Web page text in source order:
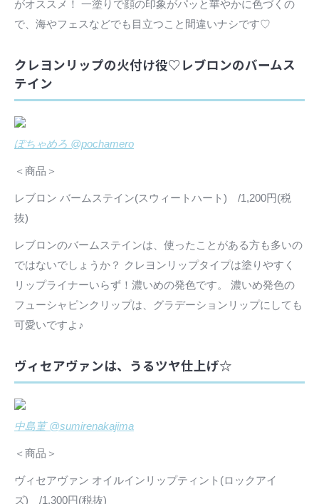
がオススメ！ 一塗りで顔の印象がパッと華やかに色づくの
で、海やフェスなどでも目立つこと間違いナシです♡
クレヨンリップの火付け役♡レブロンのバームス
テイン
ぽちゃめろ @pochamero
＜商品＞
レブロン バームステイン(スウィートハート) /1,200円(税
抜)
レブロンのバームステインは、使ったことがある方も多いの
ではないでしょうか？ クレヨンリップタイプは塗りやすく
リップライナーいらず！濃いめの発色です。 濃いめ発色の
フューシャピンクリップは、グラデーションリップにしても
可愛いですよ♪
ヴィセアヴァンは、うるツヤ仕上げ☆
中島菫 @sumirenakajima
＜商品＞
ヴィセアヴァン オイルインリップティント(ロックアイ
ズ) /1,300円(税抜)